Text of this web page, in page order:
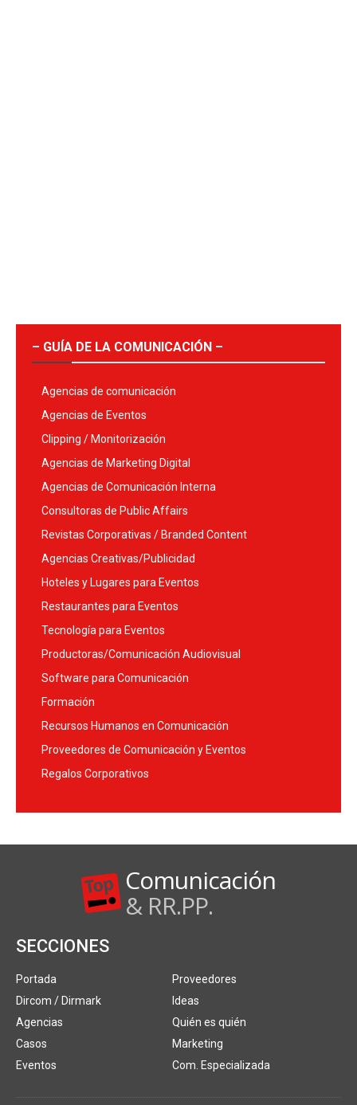
– GUÍA DE LA COMUNICACIÓN –
Agencias de comunicación
Agencias de Eventos
Clipping / Monitorización
Agencias de Marketing Digital
Agencias de Comunicación Interna
Consultoras de Public Affairs
Revistas Corporativas / Branded Content
Agencias Creativas/Publicidad
Hoteles y Lugares para Eventos
Restaurantes para Eventos
Tecnología para Eventos
Productoras/Comunicación Audiovisual
Software para Comunicación
Formación
Recursos Humanos en Comunicación
Proveedores de Comunicación y Eventos
Regalos Corporativos
Comunicación
& RR.PP.
SECCIONES
Portada
Dircom / Dirmark
Agencias
Casos
Eventos
Proveedores
Ideas
Quién es quién
Marketing
Com. Especializada